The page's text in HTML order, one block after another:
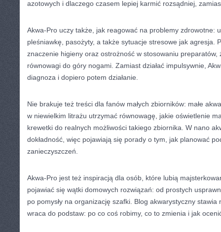
azotowych i dlaczego czasem lepiej karmić rozsądniej,
Akwa-Pro uczy także, jak reagować na problemy zdrowotne:
pleśniawkę, pasożyty, a także sytuacje stresowe jak agresja.
znaczenie higieny oraz ostrożność w stosowaniu preparatów,
równowagi do góry nogami. Zamiast działać impulsywnie,
diagnoza i dopiero potem działanie.
Nie brakuje też treści dla fanów małych zbiorników: małe
w niewielkim litrażu utrzymać równowagę, jakie oświetlenie
krewetki do realnych możliwości takiego zbiornika. W nano
dokładność, więc pojawiają się porady o tym, jak planować
zanieczyszczeń.
Akwa-Pro jest też inspiracją dla osób, które lubią
pojawiać się wątki domowych rozwiązań: od prostych
po pomysły na organizację szafki. Blog akwarystyczny
wraca do podstaw: po co coś robimy, co to zmienia i jak